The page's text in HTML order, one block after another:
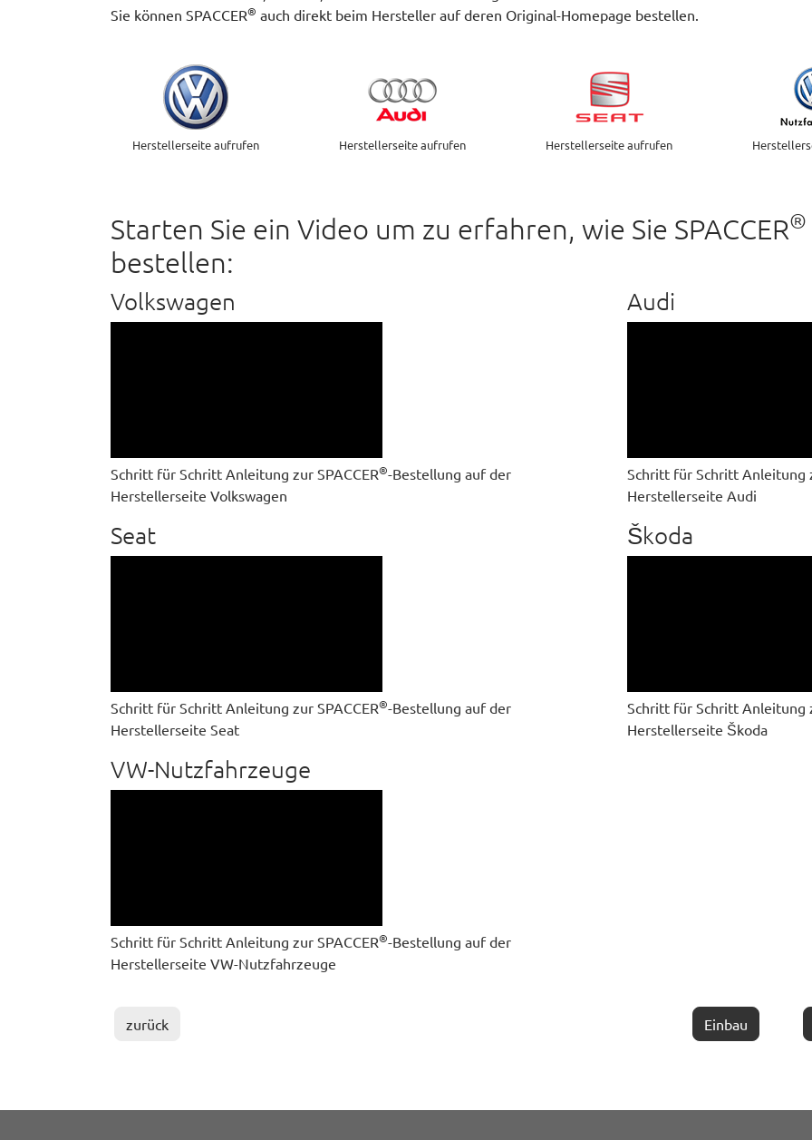
Sie können SPACCER® auch direkt beim Hersteller auf deren Original-Homepage bestellen.
Herstellerseite aufrufen Herstellerseite aufrufen Herstellerseite aufrufen
Starten Sie ein Video um zu erfahren, wie Sie SPACCER®
bestellen:
Volkswagen
Schritt für Schritt Anleitung zur SPACCER®-Bestellung auf der
Herstellerseite Volkswagen
Audi
Schritt für Schritt Anleitung
Herstellerseite Audi
Seat
Schritt für Schritt Anleitung zur SPACCER®-Bestellung auf der
Herstellerseite Seat
Škoda
Schritt für Schritt Anleitung
Herstellerseite Škoda
VW-Nutzfahrzeuge
Schritt für Schritt Anleitung zur SPACCER®-Bestellung auf der
Herstellerseite VW-Nutzfahrzeuge
zurück Einbau